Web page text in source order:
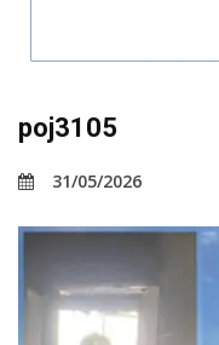
poj3105
31/05/2026